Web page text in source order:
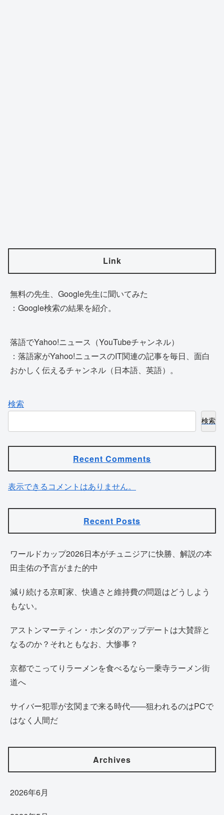
Link
無料の先生、Google先生に聞いてみた
：Google検索の結果を紹介。
落語でYahoo!ニュース（YouTubeチャンネル）
：落語家がYahoo!ニュースのIT関連の記事を毎日、面白
おかしく伝えるチャンネル（日本語、英語）。
検索
検索
Recent Comments
表示できるコメントはありません。
Recent Posts
ワールドカップ2026日本がチュニジアに快勝、解説の本
田圭佑の予言がまた的中
減り続ける京町家、快適さと維持費の問題はどうしよう
もない。
アストンマーティン・ホンダのアップデートは大賛辞と
なるのか？それともなお、大惨事？
京都でこってりラーメンを食べるなら一乗寺ラーメン街
道へ
サイバー犯罪が玄関まで来る時代——狙われるのはPCで
はなく人間だ
Archives
2026年6月